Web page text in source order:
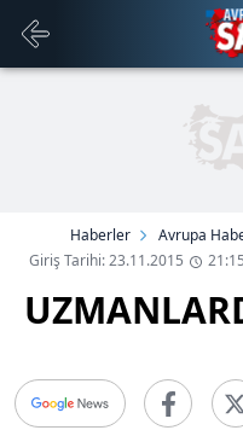
Haberler Avrupa
Giriş Tarihi: 23.11.2015
21:15